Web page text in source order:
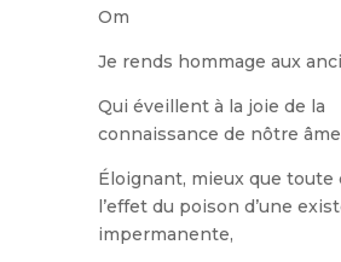
Om
Je rends hommage aux
Qui éveillent à la joie de la
connaissance de nôtre âme
Éloignant, mieux que toute
l’effet du poison d’une
impermanente,